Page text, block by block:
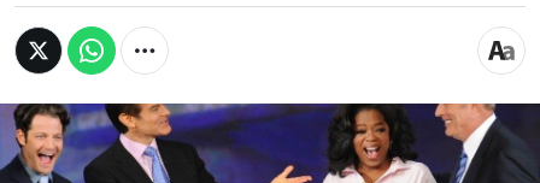
ABD'de yaşayan ünlü kalp cerrahı ve televizyon